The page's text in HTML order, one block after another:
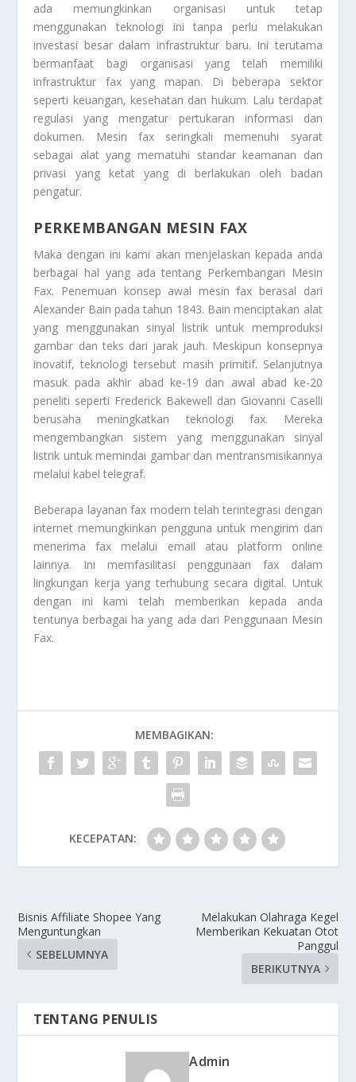
ada memungkinkan organisasi untuk tetap
menggunakan teknologi ini tanpa perlu melakukan
investasi besar dalam infrastruktur baru. Ini terutama
bermanfaat bagi organisasi yang telah memiliki
infrastruktur fax yang mapan. Di beberapa sektor
seperti keuangan, kesehatan dan hukum. Lalu terdapat
regulasi yang mengatur pertukaran informasi dan
dokumen. Mesin fax seringkali memenuhi syarat
sebagai alat yang mematuhi standar keamanan dan
privasi yang ketat yang di berlakukan oleh badan
pengatur.
PERKEMBANGAN MESIN FAX
Maka dengan ini kami akan menjelaskan kepada anda
berbagai hal yang ada tentang Perkembangan Mesin
Fax. Penemuan konsep awal mesin fax berasal dari
Alexander Bain pada tahun 1843. Bain menciptakan alat
yang menggunakan sinyal listrik untuk memproduksi
gambar dan teks dari jarak jauh. Meskipun konsepnya
inovatif, teknologi tersebut masih primitif. Selanjutnya
masuk pada akhir abad ke-19 dan awal abad ke-20
peneliti seperti Frederick Bakewell dan Giovanni Caselli
berusaha meningkatkan teknologi fax. Mereka
mengembangkan sistem yang menggunakan sinyal
listrik untuk memindai gambar dan mentransmisikannya
melalui kabel telegraf.
Beberapa layanan fax modern telah terintegrasi dengan
internet memungkinkan pengguna untuk mengirim dan
menerima fax melalui email atau platform online
lainnya. Ini memfasilitasi penggunaan fax dalam
lingkungan kerja yang terhubung secara digital. Untuk
dengan ini kami telah memberikan kepada anda
tentunya berbagai ha yang ada dari Penggunaan Mesin
Fax.
MEMBAGIKAN:
KECEPATAN:
Bisnis Affiliate Shopee Yang
Menguntungkan
SEBELUMNYA
Melakukan Olahraga Kegel
Memberikan Kekuatan Otot
Panggul
BERIKUTNYA
TENTANG PENULIS
Admin